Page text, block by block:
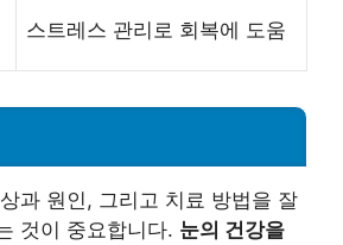
스트레스 관리로 회복에 도움
과 원인, 그리고 치료 방법을 잘
것이 중요합니다. 눈의 건강을